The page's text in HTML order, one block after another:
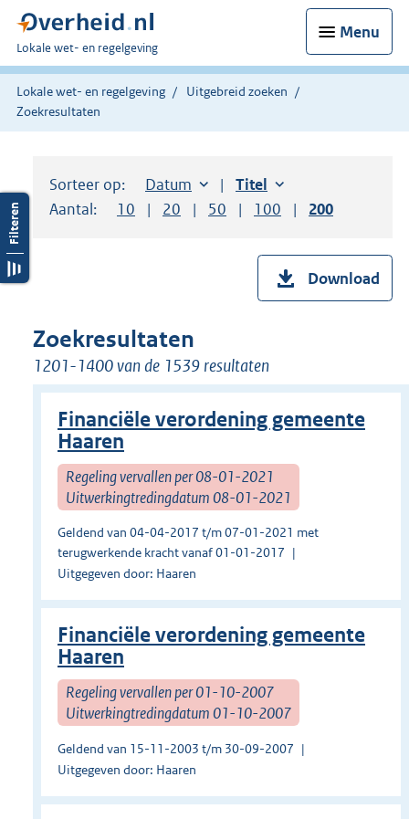
Menu
U
bent
hier:
Lokale wet- en regelgeving
Lokale wet- en regelgeving
Uitgebreid zoeken
Zoekresultaten
Sorteer op: Sorteer op:
Datum aflopendSorteer op:
Titel oplopend
Aantal:
Toon
10 resultaten per pagina
Toon
20 resultaten per pagina
Toon
50 resultaten per pagina
Toon
100 resultaten per
Toon
200
Download
Zoekresultaten
1201-1400 van de 1539 resultaten
Financiële verordening gemeente
Haaren
Regeling vervallen per 08-01-2021
Uitwerkingtredingdatum 08-01-2021
Geldend van 04-04-2017 t/m 07-01-2021 met
terugwerkende kracht vanaf 01-01-2017
Uitgegeven door: Haaren
Financiële verordening gemeente
Haaren
Regeling vervallen per 01-10-2007
Uitwerkingtredingdatum 01-10-2007
Geldend van 15-11-2003 t/m 30-09-2007
Uitgegeven door: Haaren